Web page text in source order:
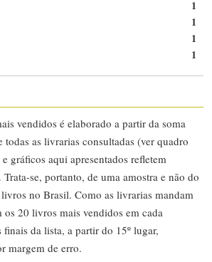
1
1
1
1
vendidos é elaborado a partir da soma
todas as livrarias consultadas (ver quadro
gráficos aqui apresentados refletem
Trata-se, portanto, de uma amostra e não do
no Brasil. Como as livrarias mandam
20 livros mais vendidos em cada
finais da lista, a partir do 15º lugar,
margem de erro.